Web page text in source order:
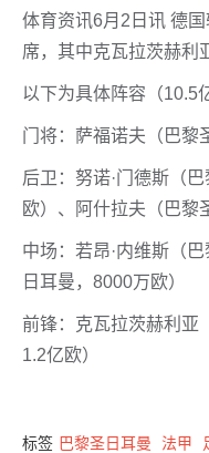
体育资讯6月2日讯 德
席，其中克瓦拉茨赫利
以下为具体阵容（10.5
门将：萨福诺夫（巴黎
后卫：努诺·门德斯（
欧）、阿什拉夫（巴黎
中场：若昂·内维斯（
日耳曼，8000万欧）
前锋：克瓦拉茨赫利亚
1.2亿欧）
标签 巴黎圣日耳曼 法甲